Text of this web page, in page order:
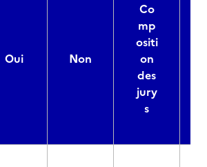
Oui Non
Co
mp
ositi
on
des
jury
s